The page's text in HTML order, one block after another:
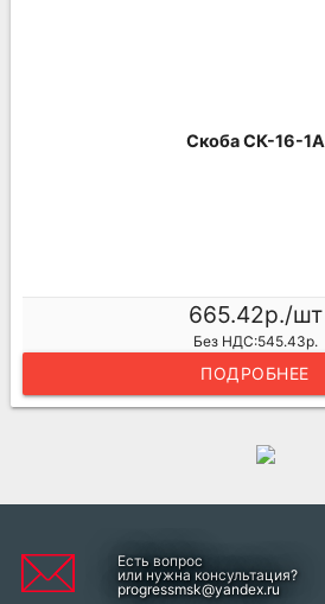
Скоба СК-16-1А
665.42р./шт
Без НДС:545.43р.
ПОДРОБНЕЕ
Есть вопрос
или нужна консультация?
progressmsk@yandex.ru